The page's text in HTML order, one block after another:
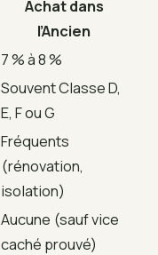
Achat dans
l’Ancien
7 % à 8 %
Souvent Classe D,
E, F ou G
Fréquents
(rénovation,
isolation)
Aucune (sauf vice
caché prouvé)